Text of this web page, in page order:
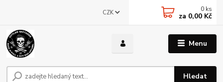
Menu
CZK
Hledat
0 ks
za 0,00 Kč